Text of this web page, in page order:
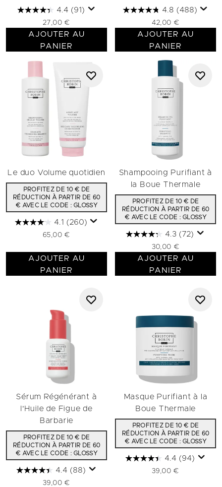
4.4 (91)
27,00 €
AJOUTER AU
PANIER
4.8 (488)
42,00 €
AJOUTER AU
PANIER
Le duo Volume quotidien
PROFITEZ DE 10 € DE
RÉDUCTION À PARTIR DE 60
€ AVEC LE CODE : GLOSSY
4.1 (260)
65,00 €
AJOUTER AU
PANIER
Shampooing Purifiant à
la Boue Thermale
PROFITEZ DE 10 € DE
RÉDUCTION À PARTIR DE 60
€ AVEC LE CODE : GLOSSY
4.3 (72)
30,00 €
AJOUTER AU
PANIER
Sérum Régénérant à
l'Huile de Figue de
Barbarie
PROFITEZ DE 10 € DE
RÉDUCTION À PARTIR DE 60
€ AVEC LE CODE : GLOSSY
4.4 (88)
39,00 €
Masque Purifiant à la
Boue Thermale
PROFITEZ DE 10 € DE
RÉDUCTION À PARTIR DE 60
€ AVEC LE CODE : GLOSSY
4.4 (94)
39,00 €